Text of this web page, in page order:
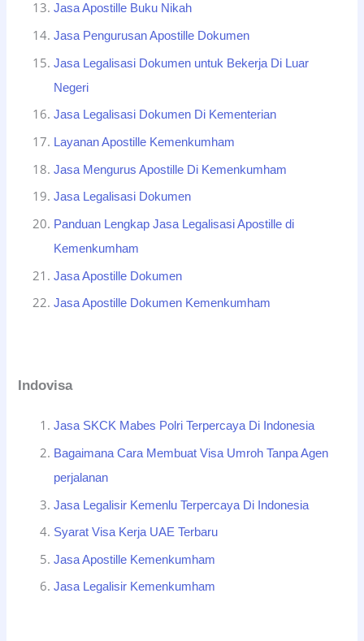
Jasa Apostille Buku Nikah
Jasa Pengurusan Apostille Dokumen
Jasa Legalisasi Dokumen untuk Bekerja Di Luar
Negeri
Jasa Legalisasi Dokumen Di Kementerian
Layanan Apostille Kemenkumham
Jasa Mengurus Apostille Di Kemenkumham
Jasa Legalisasi Dokumen
Panduan Lengkap Jasa Legalisasi Apostille di
Kemenkumham
Jasa Apostille Dokumen
Jasa Apostille Dokumen Kemenkumham
Indovisa
Jasa SKCK Mabes Polri Terpercaya Di Indonesia
Bagaimana Cara Membuat Visa Umroh Tanpa Agen
perjalanan
Jasa Legalisir Kemenlu Terpercaya Di Indonesia
Syarat Visa Kerja UAE Terbaru
Jasa Apostille Kemenkumham
Jasa Legalisir Kemenkumham